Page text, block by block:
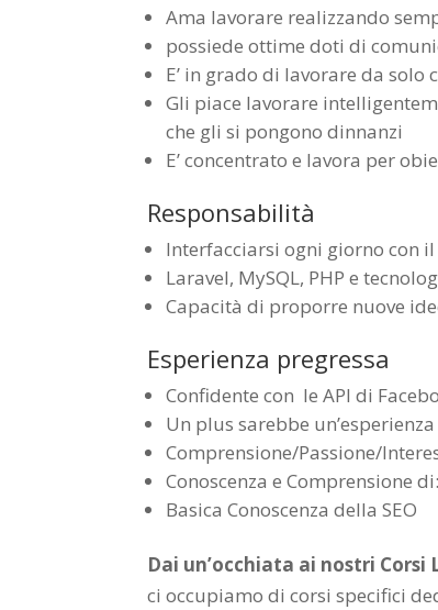
Ama lavorare realizzando
possiede ottime doti di
E’ in grado di lavorare da solo
Gli piace lavorare
che gli si pongono dinnanzi
E’ concentrato e lavora per
Responsabilità
Interfacciarsi ogni giorno con
Laravel, MySQL, PHP e
Capacità di proporre nuove
Esperienza pregressa
Confidente con le API di
Un plus sarebbe
Comprensione/Passione/
Conoscenza e Comprensione di:
Basica Conoscenza della SEO
Dai un’occhiata ai nostri Corsi
ci occupiamo di corsi specifici